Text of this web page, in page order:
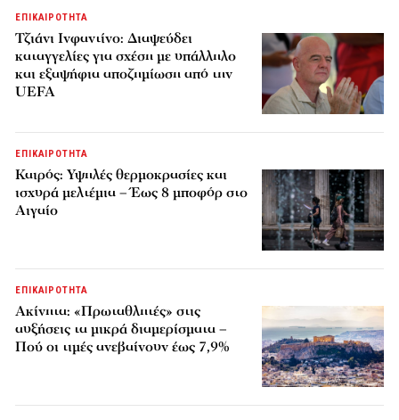
ΕΠΙΚΑΙΡΟΤΗΤΑ
Τζιάνι Ινφαντίνο: Διαψεύδει
καταγγελίες για σχέση με υπάλληλο
και εξαψήφια αποζημίωση από την
UEFA
ΕΠΙΚΑΙΡΟΤΗΤΑ
Καιρός: Υψηλές θερμοκρασίες και
ισχυρά μελτέμια – Έως 8 μποφόρ στο
Αιγαίο
ΕΠΙΚΑΙΡΟΤΗΤΑ
Ακίνητα: «Πρωταθλητές» στις
αυξήσεις τα μικρά διαμερίσματα –
Πού οι τιμές ανεβαίνουν έως 7,9%